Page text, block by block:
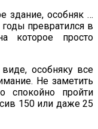
здание, особняк …
превратился в
которое просто
особняку все
Не заметить
спокойно пройти
150 или даже 25